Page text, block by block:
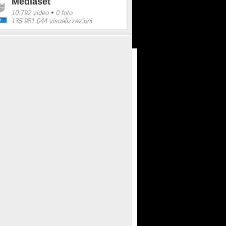
10.792 video • 0 foto
135.951.044 visualizzazioni